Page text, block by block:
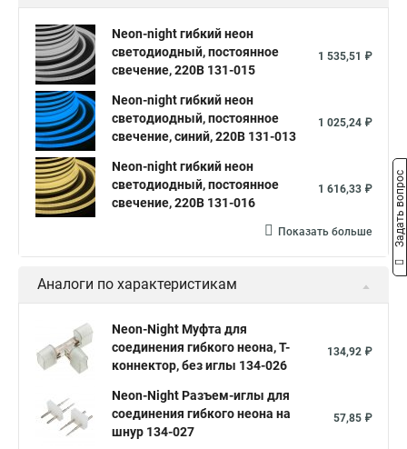
Neon-night гибкий неон
светодиодный, постоянное
свечение, 220В 131-015
1 535,51 ₽
Neon-night гибкий неон
светодиодный, постоянное
свечение, синий, 220В 131-013
1 025,24 ₽
Neon-night гибкий неон
светодиодный, постоянное
свечение, 220В 131-016
1 616,33 ₽
Показать больше
Аналоги по характеристикам
Neon-Night Муфта для
соединения гибкого неона, Т-
коннектор, без иглы 134-026
134,92 ₽
Neon-Night Разъем-иглы для
соединения гибкого неона на
шнур 134-027
57,85 ₽
Задать вопрос